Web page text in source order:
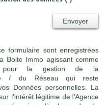
Envoyer
formulaire sont enregistrées
Boite Immo agissant comme
pour la gestion de la
/ du Réseau qui reste
Données personnelles. La
l'intérêt légitime de l'Agence